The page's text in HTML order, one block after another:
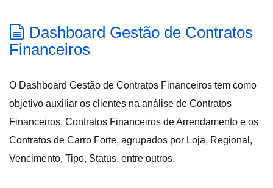
Dashboard Gestão de Contratos
Financeiros
O Dashboard Gestão de Contratos Financeiros tem como
objetivo auxiliar os clientes na análise de Contratos
Financeiros, Contratos Financeiros de Arrendamento e os
Contratos de Carro Forte, agrupados por Loja, Regional,
Vencimento, Tipo, Status, entre outros.